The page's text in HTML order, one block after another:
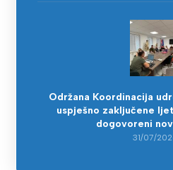
Održana Koordinacija
uspješno zaključene
dogovoreni
31/07/